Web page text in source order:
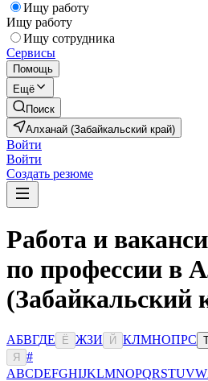
Ищу работу
Ищу работу
Ищу сотрудника
Сервисы
Помощь
Ещё
Поиск
Алханай (Забайкальский край)
Войти
Войти
Создать резюме
Работа и
по профессии в
(Забайкальский
АБВГДЕ Ё ЖЗИ Й КЛМНОПРС
Я
#
ABCDEFGHIJKLMNOPQRSTUVW